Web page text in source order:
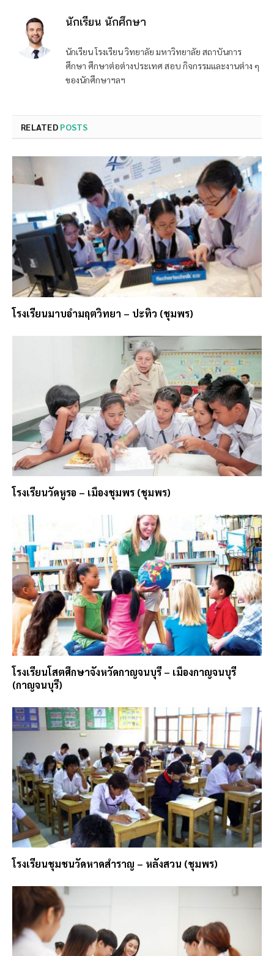
นักเรียน นักศึกษา
นักเรียน โรงเรียน วิทยาลัย มหาวิทยาลัย สถาบันการ
ศึกษา ศึกษาต่อต่างประเทศ สอบ กิจกรรมและงานต่าง ๆ
ของนักศึกษาฯลฯ
RELATED POSTS
โรงเรียนมาบอำมฤตวิทยา – ปะทิว (ชุมพร)
โรงเรียนวัดหูรอ – เมืองชุมพร (ชุมพร)
โรงเรียนโสตศึกษาจังหวัดกาญจนบุรี – เมืองกาญจนบุรี
(กาญจนบุรี)
โรงเรียนชุมชนวัดหาดสำราญ – หลังสวน (ชุมพร)